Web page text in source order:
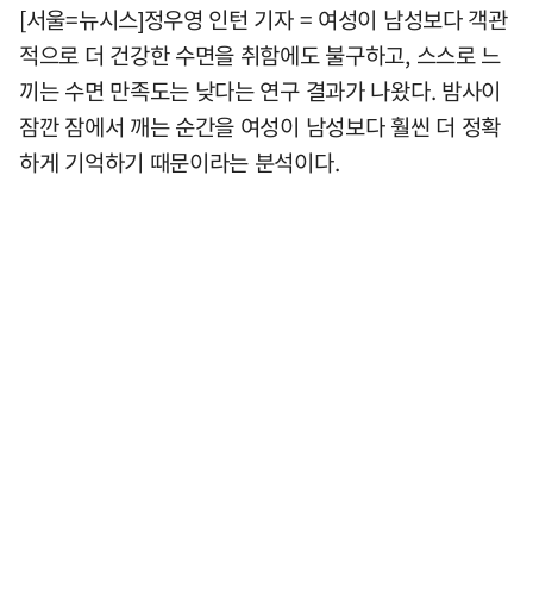
[서울=뉴시스]정우영 인턴 기자 = 여성이 남성보다 객관
적으로 더 건강한 수면을 취함에도 불구하고, 스스로 느
끼는 수면 만족도는 낮다는 연구 결과가 나왔다. 밤사이
잠깐 잠에서 깨는 순간을 여성이 남성보다 훨씬 더 정확
하게 기억하기 때문이라는 분석이다.